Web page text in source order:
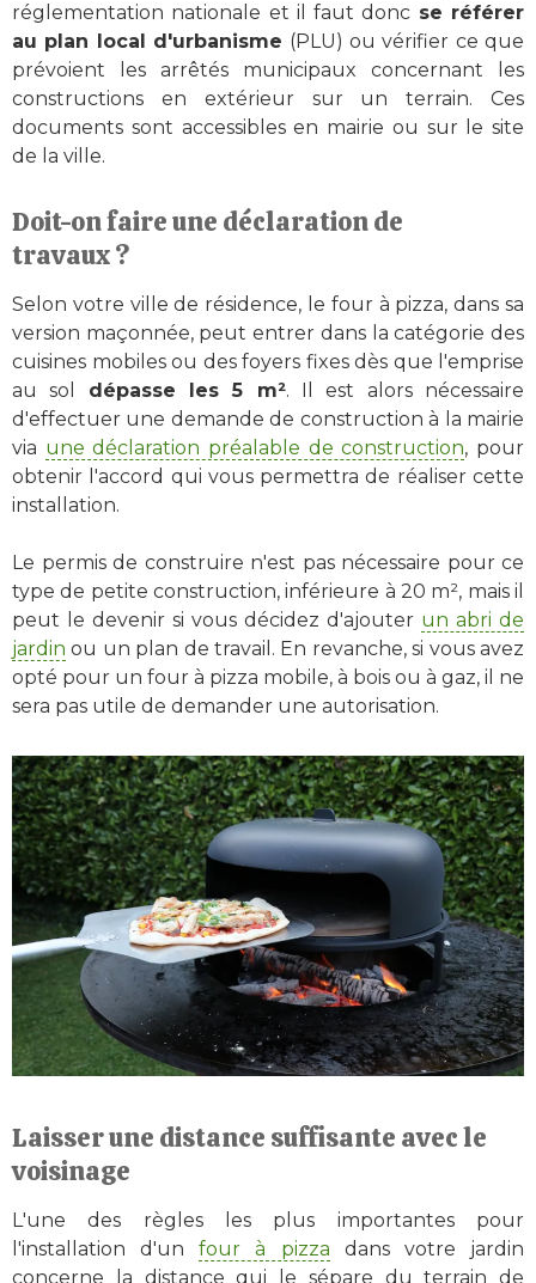
réglementation nationale et il faut donc se référer
au plan local d'urbanisme (PLU) ou vérifier ce que
prévoient les arrêtés municipaux concernant les
constructions en extérieur sur un terrain. Ces
documents sont accessibles en mairie ou sur le site
de la ville.
Doit-on faire une déclaration de
travaux ?
Selon votre ville de résidence, le four à pizza, dans sa
version maçonnée, peut entrer dans la catégorie des
cuisines mobiles ou des foyers fixes dès que l'emprise
au sol dépasse les 5 m². Il est alors nécessaire
d'effectuer une demande de construction à la mairie
via une déclaration préalable de construction, pour
obtenir l'accord qui vous permettra de réaliser cette
installation.
Le permis de construire n'est pas nécessaire pour ce
type de petite construction, inférieure à 20 m², mais il
peut le devenir si vous décidez d'ajouter un abri de
jardin ou un plan de travail. En revanche, si vous avez
opté pour un four à pizza mobile, à bois ou à gaz, il ne
sera pas utile de demander une autorisation.
Laisser une distance suffisante avec le
voisinage
L'une des règles les plus importantes pour
l'installation d'unfour à pizza dans votre jardin
concerne la distance qui le sépare du terrain de